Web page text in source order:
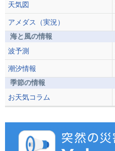
天気図
アメダス（実況）
海と風の情報
波予測
潮汐情報
季節の情報
お天気コラム